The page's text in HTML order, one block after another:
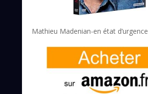
Mathieu Madenian-en état d’urgence